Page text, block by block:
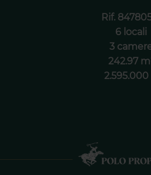
Rif.
6 locali
3
242.97